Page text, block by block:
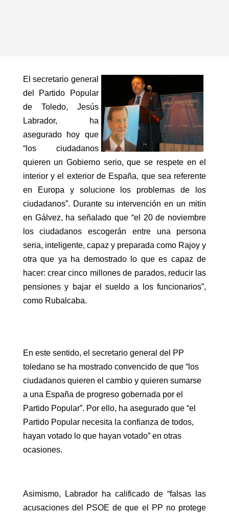
El secretario general
del Partido Popular
de Toledo, Jesús
Labrador, ha
asegurado hoy que
“los ciudadanos
quieren un Gobierno serio, que se respete en el
interior y el exterior de España, que sea referente
en Europa y solucione los problemas de los
ciudadanos”. Durante su intervención en un mitin
en Gálvez, ha señalado que “el 20 de noviembre
los ciudadanos escogerán entre una persona
seria, inteligente, capaz y preparada como Rajoy y
otra que ya ha demostrado lo que es capaz de
hacer: crear cinco millones de parados, reducir las
pensiones y bajar el sueldo a los funcionarios”,
como Rubalcaba.
En este sentido, el secretario general del PP
toledano se ha mostrado convencido de que “los
ciudadanos quieren el cambio y quieren sumarse
a una España de progreso gobernada por el
Partido Popular”. Por ello, ha asegurado que “el
Partido Popular necesita la confianza de todos,
hayan votado lo que hayan votado” en otras
ocasiones.
Asimismo, Labrador ha calificado de “falsas las
acusaciones del PSOE de que el PP no protege